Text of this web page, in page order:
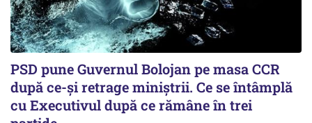
PSD pune Guvernul Bolojan pe masa CCR
după ce-și retrage miniștrii. Ce se întâmplă
cu Executivul după ce rămâne în trei